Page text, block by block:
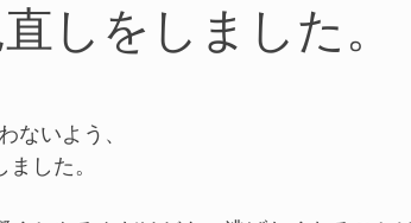
しをしました。
ないよう、
した。